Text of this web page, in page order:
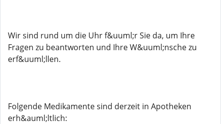
Wir sind rund um die Uhr f&uuml;r Sie da, um Ihre
Fragen zu beantworten und Ihre W&uuml;nsche zu
erf&uuml;llen.
Folgende Medikamente sind derzeit in Apotheken
erh&auml;ltlich: